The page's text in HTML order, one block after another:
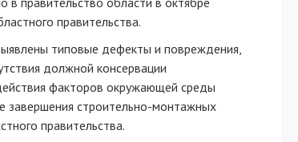
правительства.
типовые дефекты и повреждения,
должной консервации
факторов окружающей среды
завершения строительно-монтажных
правительства.